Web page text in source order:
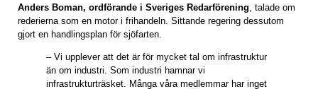
Anders Boman, ordförande i Sveriges Redarförening, talade om
rederierna som en motor i frihandeln. Sittande regering dessutom
gjort en handlingsplan för sjöfarten.
– Vi upplever att det är för mycket tal om infrastruktur
än om industri. Som industri hamnar vi
infrastrukturträsket. Många våra medlemmar har inget